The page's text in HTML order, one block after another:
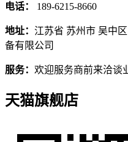
电话： 189-6215-8660
地址： 江苏省 苏州市 吴中
备有限公司
服务： 欢迎服务商前来洽谈
天猫旗舰店